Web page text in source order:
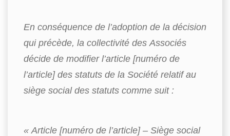
En conséquence de l’adoption de la décision
qui précède, la collectivité des Associés
décide de modifier l’article [numéro de
l’article] des statuts de la Société relatif au
siège social des statuts comme suit :
« Article [numéro de l’article] – Siège social